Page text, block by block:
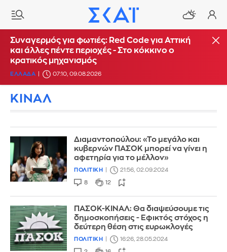
Συναγερμός για φωτιές: Red Code για Αττική
και άλλες πέντε περιοχές - Στο κόκκινο ο
κρατικός μηχανισμός
ΕΛΛΑΔΑ 07:10, 09.08.2026
ΚΙΝΑΛ
Διαμαντοπούλου: «Το μεγάλο και
κυβερνών ΠΑΣΟΚ μπορεί να γίνει η
αφετηρία για το μέλλον»
ΠΟΛΙΤΙΚΗ 21:56, 02.09.2024
8 12
ΠΑΣΟΚ-ΚΙΝΑΛ: Θα διαψεύσουμε τις
δημοσκοπήσεις - Εφικτός στόχος η
δεύτερη θέση στις ευρωκλογές
ΠΟΛΙΤΙΚΗ 16:26, 28.05.2024